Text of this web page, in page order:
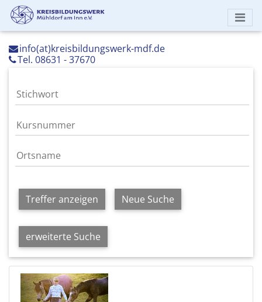
info(at)kreisbildungswerk-mdf.de
Tel. 08631 - 37670
Treffer anzeigen Neue Suche
erweiterte Suche